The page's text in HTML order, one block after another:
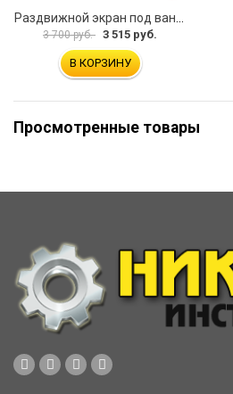
3 700 руб. 3 515 руб.
В КОРЗИНУ
Просмотренные товары